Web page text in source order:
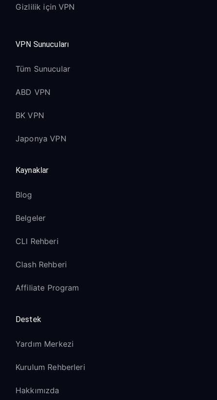
Gizlilik için VPN
VPN Sunucuları
Tüm Sunucular
ABD VPN
BK VPN
Japonya VPN
Kaynaklar
Blog
Belgeler
CLI Rehberi
Clash Rehberi
Affiliate Program
Destek
Yardım Merkezi
Kurulum Rehberleri
Hakkımızda